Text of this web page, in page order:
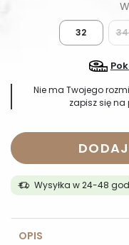
32
Nie ma Twojego
zapisz się
Wysyłka w 24-48
OPIS